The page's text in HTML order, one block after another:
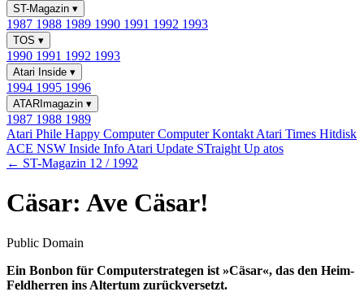
ST-Magazin ▾
1987 1988 1989 1990 1991 1992 1993
TOS ▾
1990 1991 1992 1993
Atari Inside ▾
1994 1995 1996
ATARImagazin ▾
1987 1988 1989
Atari Phile Happy ComputerComputer Kontakt Atari Times Hitdisk
ACE NSW Inside Info Atari Update STraight Up atos
← ST-Magazin 12 / 1992
Cäsar: Ave Cäsar!
Public Domain
Ein Bonbon für Computerstrategen ist »Cäsar«, das den Heim-
Feldherren ins Altertum zurückversetzt.